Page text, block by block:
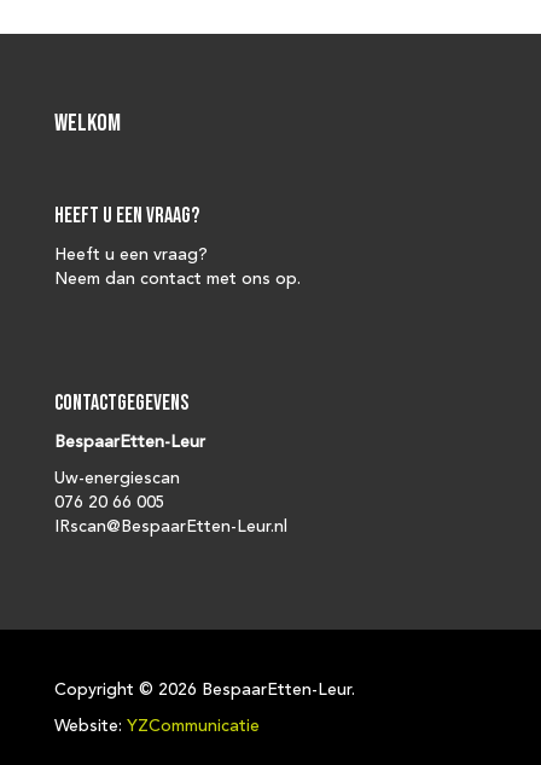
Welkom
Heeft u een vraag?
Heeft u een vraag?
Neem dan contact met ons op.
Contactgegevens
BespaarEtten-Leur
Uw-energiescan
076 20 66 005
IRscan@BespaarEtten-Leur.nl
Copyright © 2026 BespaarEtten-Leur.
Website: YZCommunicatie